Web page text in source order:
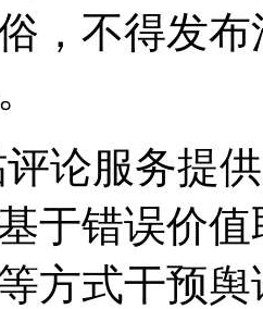
，不得发
论服务提
于错误价
方式干预